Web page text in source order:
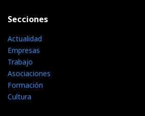
Secciones
Actualidad
Empresas
Trabajo
Asociaciones
Formación
Cultura